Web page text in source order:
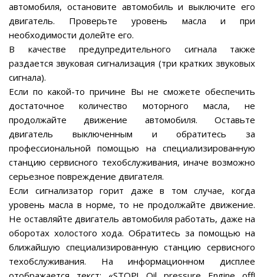
автомобиля, остановите автомобиль и выключите его
двигатель. Проверьте уровень масла и при
необходимости долейте его.
В качестве предупредительного сигнала также
раздается звуковая сигнализация (три кратких звуковых
сигнала).
Если по какой-то причине Вы не сможете обеспечить
достаточное количество моторного масла, не
продолжайте движение автомобиля. Оставьте
двигатель выключенным и обратитесь за
профессиональной помощью на специализированную
станцию сервисного техобслуживания, иначе возможно
серьезное повреждение двигателя.
Если сигнализатор горит даже в том случае, когда
уровень масла в норме, то не продолжайте движение.
Не оставляйте двигатель автомобиля работать, даже на
оборотах холостого хода. Обратитесь за помощью на
ближайшую специализированную станцию сервисного
техобслуживания. На информационном дисплее